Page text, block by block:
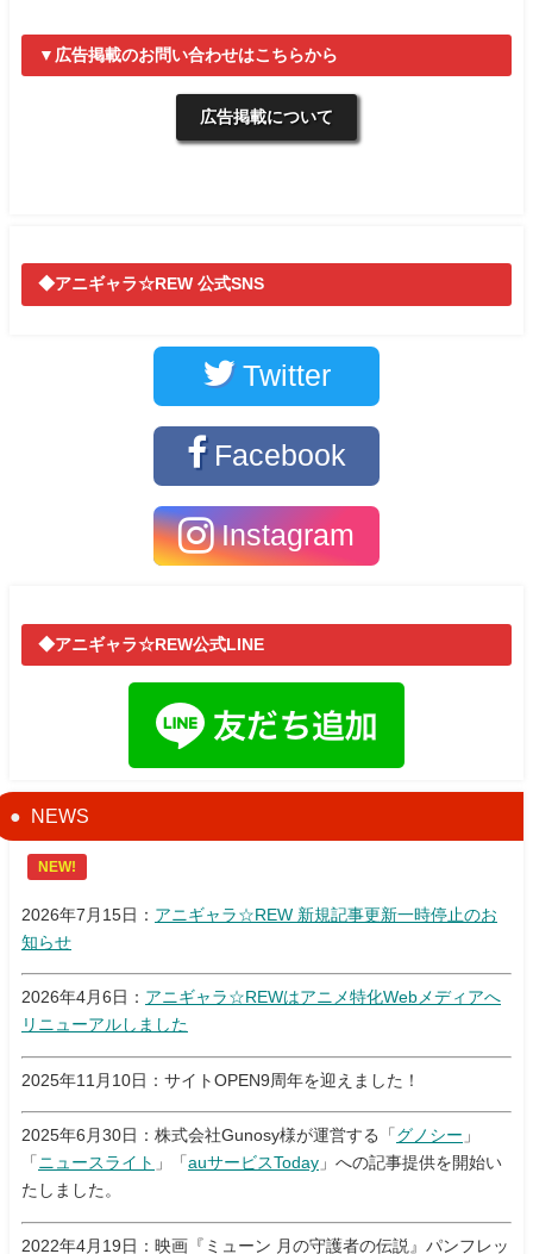
▼広告掲載のお問い合わせはこちらから
広告掲載について
◆アニギャラ☆REW 公式SNS
Twitter
Facebook
Instagram
◆アニギャラ☆REW公式LINE
NEWS
NEW!
2026年7月15日： アニギャラ☆REW 新規記事更新一時停止のお
知らせ
2026年4月6日： アニギャラ☆REWはアニメ特化Webメディアへ
リニューアルしました
2025年11月10日：サイトOPEN9周年を迎えました！
2025年6月30日：株式会社Gunosy様が運営する「 グノシー 」
「 ニュースライト 」「 auサービスToday 」への記事提供を開始い
たしました。
2022年4月19日：映画『ミューン 月の守護者の伝説』パンフレッ